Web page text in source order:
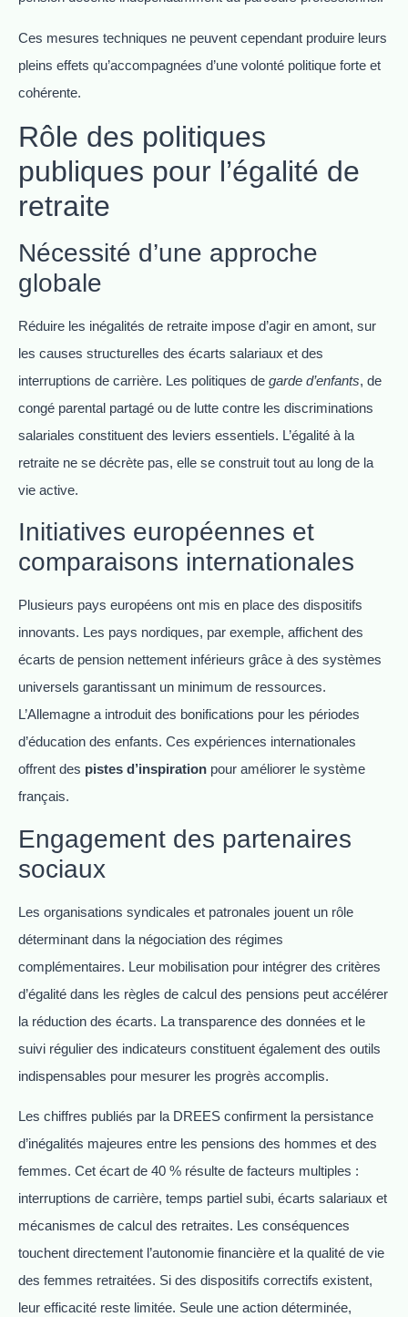
Ces mesures techniques ne peuvent cependant produire leurs
pleins effets qu’accompagnées d’une volonté politique forte et
cohérente.
Rôle des politiques
publiques pour l’égalité de
retraite
Nécessité d’une approche
globale
Réduire les inégalités de retraite impose d’agir en amont, sur
les causes structurelles des écarts salariaux et des
interruptions de carrière. Les politiques de garde d’enfants, de
congé parental partagé ou de lutte contre les discriminations
salariales constituent des leviers essentiels. L’égalité à la
retraite ne se décrète pas, elle se construit tout au long de la
vie active.
Initiatives européennes et
comparaisons internationales
Plusieurs pays européens ont mis en place des dispositifs
innovants. Les pays nordiques, par exemple, affichent des
écarts de pension nettement inférieurs grâce à des systèmes
universels garantissant un minimum de ressources.
L’Allemagne a introduit des bonifications pour les périodes
d’éducation des enfants. Ces expériences internationales
offrent des pistes d’inspiration pour améliorer le système
français.
Engagement des partenaires
sociaux
Les organisations syndicales et patronales jouent un rôle
déterminant dans la négociation des régimes
complémentaires. Leur mobilisation pour intégrer des critères
d’égalité dans les règles de calcul des pensions peut accélérer
la réduction des écarts. La transparence des données et le
suivi régulier des indicateurs constituent également des outils
indispensables pour mesurer les progrès accomplis.
Les chiffres publiés par la DREES confirment la persistance
d’inégalités majeures entre les pensions des hommes et des
femmes. Cet écart de 40 % résulte de facteurs multiples :
interruptions de carrière, temps partiel subi, écarts salariaux et
mécanismes de calcul des retraites. Les conséquences
touchent directement l’autonomie financière et la qualité de vie
des femmes retraitées. Si des dispositifs correctifs existent,
leur efficacité reste limitée. Seule une action déterminée,